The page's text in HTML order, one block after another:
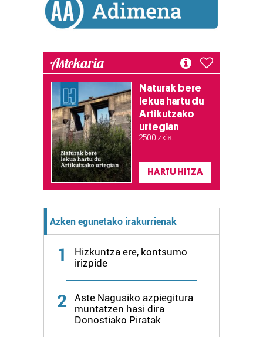
Lortu zure datu pertsonalak prozesatzeko moduari
buruzko informazio gehiago eta ezarri zure lehentasunak
zure baimena Cookieen adierazpenean.
Webgune honek cookie propioak eta hirugarrenen cookie-
fitxategiak erabiltzen ditu. Zure esperientzia eta
zerbitzuak hobetzeko asmoz, cookie teknologiaz
baliatzen gara. Ohar hau onartuz gero, teknologia hori
erabiltzeko baimen esplizitua ematen diguzu.
Astekaria
Naturak bere
lekua hartu du
Artikutzako
urtegian
2.500 zkia.
HARTU HITZA
Azken egunetako irakurrienak
1
Hizkuntza ere, kontsumo
irizpide
2
Aste Nagusiko azpiegitura
muntatzen hasi dira
Donostiako Piratak